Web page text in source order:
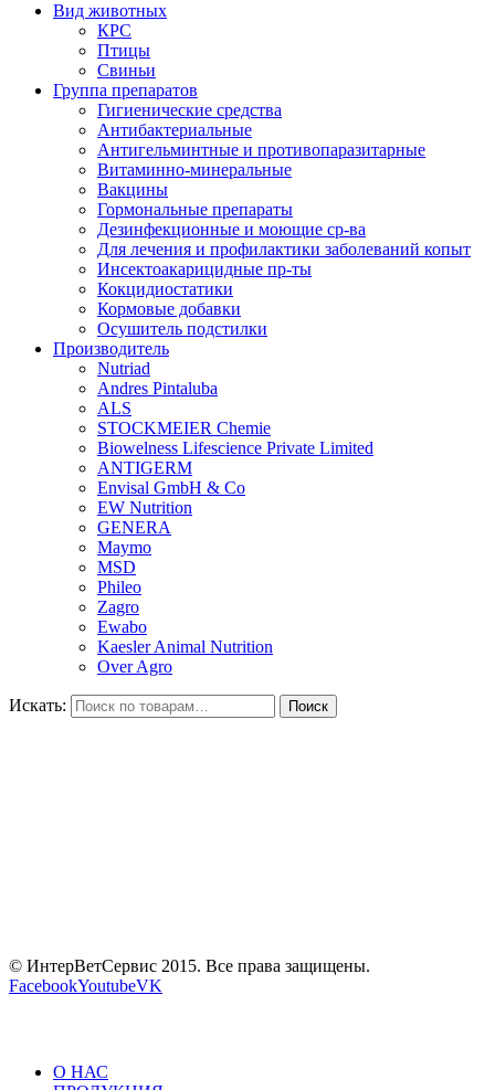
Вид животных
КРС
Птицы
Свиньи
Группа препаратов
Гигиенические средства
Антибактериальные
Антигельминтные и противопаразитарные
Витаминно-минеральные
Вакцины
Гормональные препараты
Дезинфекционные и моющие ср-ва
Для лечения и профилактики заболеваний копыт
Инсектоакарицидные пр-ты
Кокцидиостатики
Кормовые добавки
Осушитель подстилки
Производитель
Nutriad
Andres Pintaluba
ALS
STOCKMEIER Chemie
Biowelness Lifescience Private Limited
ANTIGERM
Envisal GmbH & Co
EW Nutrition
GENERA
Maymo
MSD
Phileo
Zagro
Ewabo
Kaesler Animal Nutrition
Over Agro
Искать: Поиск
© ИнтерВетСервис 2015. Все права защищены.
FacebookYoutubeVK
О НАС